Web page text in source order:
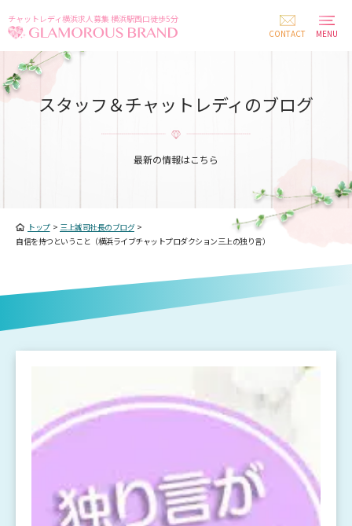
チャットレディ横浜求人募集 横浜駅西口徒歩5分
CONTACT
MENU
スタッフ＆チャットレディのブログ
最新の情報はこちら
トップ> 三上誠司社長のブログ>
自信を持つということ（横浜ライブチャットプロダクション三上の独り言）